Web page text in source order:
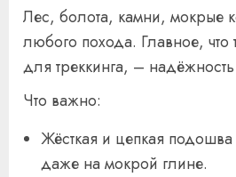
Лес, болота, камни, мокрые
любого похода. Главное, что
для треккинга, –
Что важно:
Жёсткая и цепкая
даже на мокрой глине.